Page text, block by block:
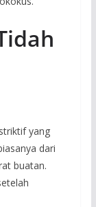
yang
dari
buatan.